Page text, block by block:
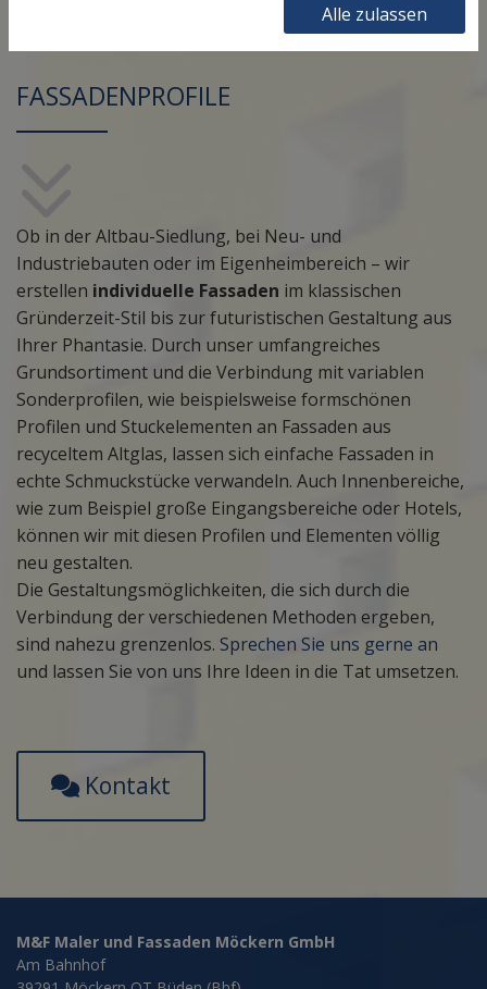
FASSADENPROFILE
Ob in der Altbau-Siedlung, bei Neu- und
Industriebauten oder im Eigenheimbereich – wir
erstellen individuelle Fassaden im klassischen
Gründerzeit-Stil bis zur futuristischen Gestaltung aus
Ihrer Phantasie. Durch unser umfangreiches
Grundsortiment und die Verbindung mit variablen
Sonderprofilen, wie beispielsweise formschönen
Profilen und Stuckelementen an Fassaden aus
recyceltem Altglas, lassen sich einfache Fassaden in
echte Schmuckstücke verwandeln. Auch Innenbereiche,
wie zum Beispiel große Eingangsbereiche oder Hotels,
können wir mit diesen Profilen und Elementen völlig
neu gestalten.
Die Gestaltungsmöglichkeiten, die sich durch die
Verbindung der verschiedenen Methoden ergeben,
sind nahezu grenzenlos. Sprechen Sie uns gerne an
und lassen Sie von uns Ihre Ideen in die Tat umsetzen.
Kontakt
M&F Maler und Fassaden Möckern GmbH
Am Bahnhof
Alle zulassen